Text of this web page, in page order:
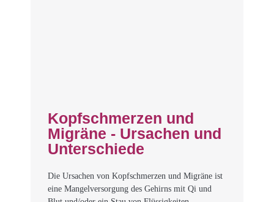
Kopfschmerzen und
Migräne - Ursachen und
Unterschiede
Die Ursachen von Kopfschmerzen und Migräne ist
eine Mangelversorgung des Gehirns mit Qi und